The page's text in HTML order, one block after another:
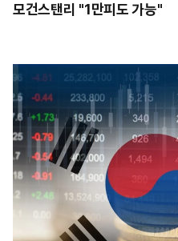
모건스탠리 "1만피도 가능"